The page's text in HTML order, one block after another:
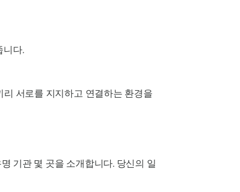
니다.
서로를 지지하고 연결하는 환경을
기관 몇 곳을 소개합니다. 당신의 일